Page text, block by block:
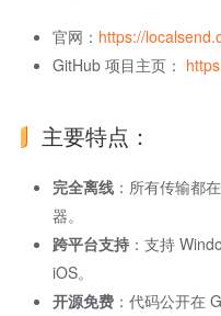
官网： https://
GitHub 项目主页：
主要特点：
完全离线 ：所有传输都
器。
跨平台支持 ：支持
iOS。
开源免费 ：代码公开在